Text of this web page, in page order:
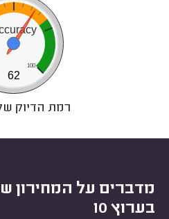
100
62
רמת הדיוק
מדברים על המחירון
בערוץ 10